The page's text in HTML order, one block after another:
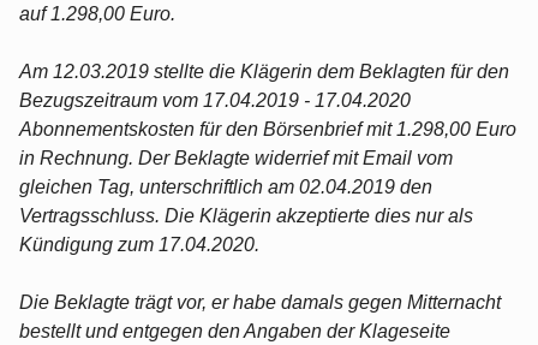
auf 1.298,00 Euro.
Am 12.03.2019 stellte die Klägerin dem Beklagten für den
Bezugszeitraum vom 17.04.2019 - 17.04.2020
Abonnementskosten für den Börsenbrief mit 1.298,00 Euro
in Rechnung. Der Beklagte widerrief mit Email vom
gleichen Tag, unterschriftlich am 02.04.2019 den
Vertragsschluss. Die Klägerin akzeptierte dies nur als
Kündigung zum 17.04.2020.
Die Beklagte trägt vor, er habe damals gegen Mitternacht
bestellt und entgegen den Angaben der Klageseite